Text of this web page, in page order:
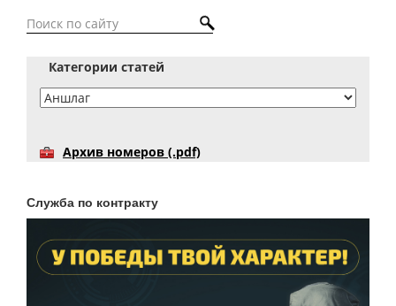
Категории статей
Архив номеров (.pdf)
Служба по контракту